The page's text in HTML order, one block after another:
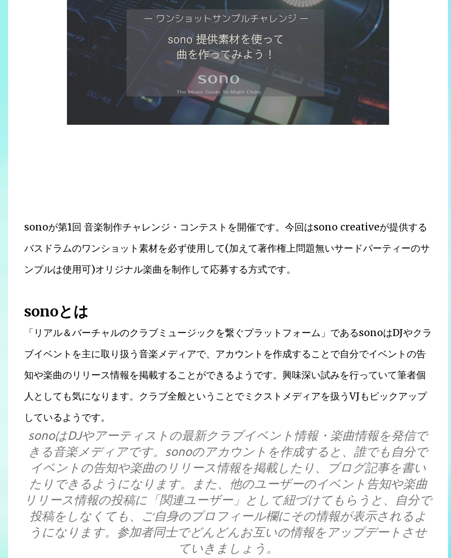
sonoが第1回 音楽制作チャレンジ・コンテストを開催です。今回はsono creativeが提供する
バスドラムのワンショット素材を必ず使用して(加えて著作権上問題無いサードパーティーのサ
ンプルは使用可)オリジナル楽曲を制作して応募する方式です。
sonoとは
「リアル＆バーチャルのクラブミュージックを繋ぐプラットフォーム」であるsonoはDJやクラ
ブイベントを主に取り扱う音楽メディアで、アカウントを作成することで自分でイベントの告
知や楽曲のリリース情報を掲載することができるようです。興味深い試みを行っていて筆者個
人としても気になります。クラブ全般ということでミクストメディアを扱うVJもピックアップ
しているようです。
sonoはDJやアーティストの最新クラブイベント情報・楽曲情報を発信で
きる音楽メディアです。sonoのアカウントを作成すると、誰でも自分で
イベントの告知や楽曲のリリース情報を掲載したり、ブログ記事を書い
たりできるようになります。また、他のユーザーのイベント告知や楽曲
リリース情報の投稿に「関連ユーザー」として紐づけてもらうと、自分で
投稿をしなくても、ご自身のプロフィール欄にその情報が表示されるよ
うになります。参加者同士でどんどんお互いの情報をアップデートさせ
ていきましょう。